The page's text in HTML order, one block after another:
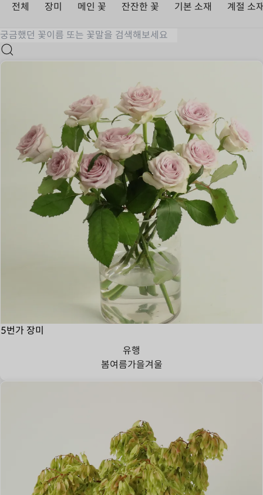
전체 장미 메인 꽃 잔잔한 꽃 기본 소재 계절 소
5번가 장미
유행
봄여름가을겨울